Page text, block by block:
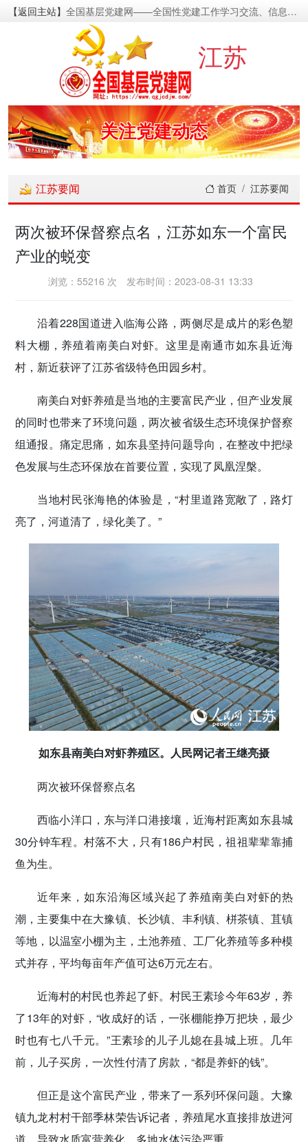
【返回主站】 全国基层党建网——全国性党建工作学习交流、信息资源发布的基层党建新闻门户网
江苏
密切党群关系
传递党的声音
关注党建动态
传递党的声音
江苏要闻 首页 江苏要闻
两次被环保督察点名，江苏如东一个富民
产业的蜕变
浏览：55216 次 发布时间：2023-08-31 13:33
沿着228国道进入临海公路，两侧尽是成片的彩色塑
料大棚，养殖着南美白对虾。这里是南通市如东县近海
村，新近获评了江苏省级特色田园乡村。
南美白对虾养殖是当地的主要富民产业，但产业发展
的同时也带来了环境问题，两次被省级生态环境保护督察
组通报。痛定思痛，如东县坚持问题导向，在整改中把绿
色发展与生态环保放在首要位置，实现了凤凰涅槃。
当地村民张海艳的体验是，“村里道路宽敞了，路灯
亮了，河道清了，绿化美了。”
如东县南美白对虾养殖区。人民网记者王继亮摄
两次被环保督察点名
西临小洋口，东与洋口港接壤，近海村距离如东县城
30分钟车程。村落不大，只有186户村民，祖祖辈辈靠捕
鱼为生。
近年来，如东沿海区域兴起了养殖南美白对虾的热
潮，主要集中在大豫镇、长沙镇、丰利镇、栟茶镇、苴镇
等地，以温室小棚为主，土池养殖、工厂化养殖等多种模
式并存，平均每亩年产值可达6万元左右。
近海村的村民也养起了虾。村民王素珍今年63岁，养
了13年的对虾，“收成好的话，一张棚能挣万把块，最少
时也有七八千元。”王素珍的儿子儿媳在县城上班。几年
前，儿子买房，一次性付清了房款，“都是养虾的钱”。
但正是这个富民产业，带来了一系列环保问题。大豫
镇九龙村村干部季林荣告诉记者，养殖尾水直接排放进河